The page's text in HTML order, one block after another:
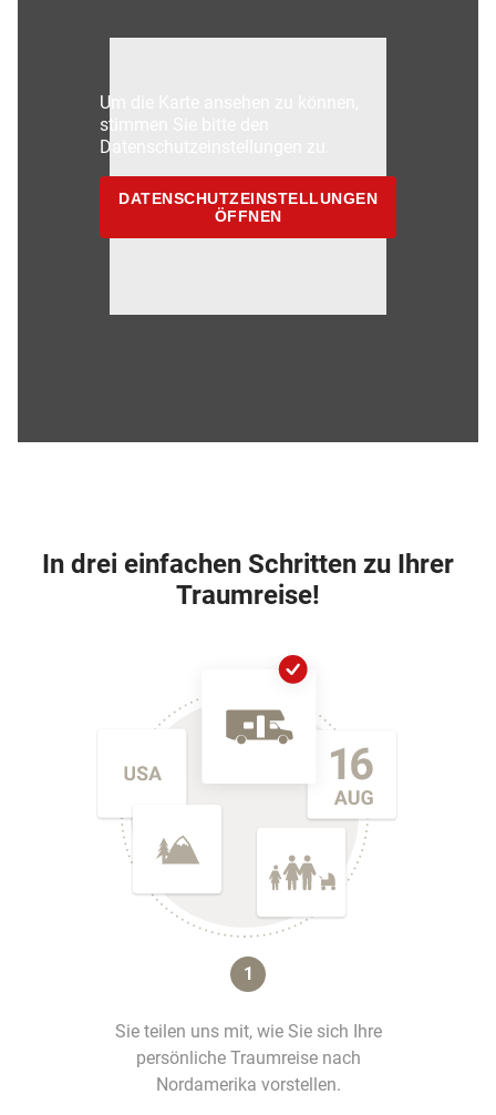
Um die Karte ansehen zu können,
stimmen Sie bitte den
Datenschutzeinstellungen zu.
DATENSCHUTZEINSTELLUNGEN
ÖFFNEN
In drei einfachen Schritten zu Ihrer
Traumreise!
1
Sie teilen uns mit, wie Sie sich Ihre
persönliche Traumreise nach
Nordamerika vorstellen.